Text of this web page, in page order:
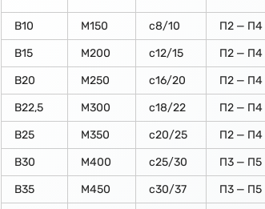
В10 М150 c8/10 П2 — П4
В15
М200 с12/15 П2 — П4
В20
М250 с16/20 П2 — П4
В22,5
М300 с18/22 П2 — П4
В25
М350 с20/25 П2 — П4
В30
М400 с25/30 П3 — П5
В35
М450 с30/37 П3 — П5